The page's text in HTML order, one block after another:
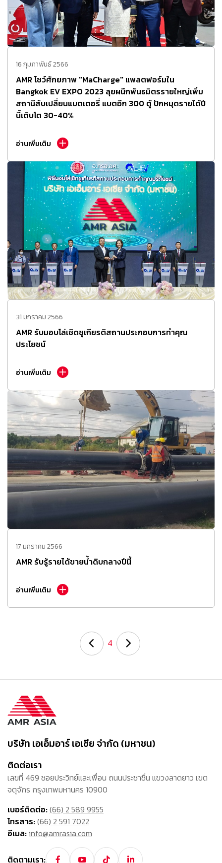
16 กุมภาพันธ์ 2566
AMR โชว์ศักยภาพ "MaCharge" แพลตฟอร์มใน
Bangkok EV EXPO 2023 ลุยผนึกพันธมิตรรายใหญ่เพิ่ม
สถานีสับเปลี่ยนแบตเตอรี่ แบตอีก 300 ตู้ ปักหมุดรายได้ปี
นี้เติบโต 30-40%
อ่านเพิ่มเติม
31 มกราคม 2566
AMR รับมอบโล่เชิดชูเกียรติสถานประกอบการทำคุณ
ประโยชน์
อ่านเพิ่มเติม
17 มกราคม 2566
AMR รับรู้รายได้ขายน้ำดิบกลางปีนี้
อ่านเพิ่มเติม
4
บริษัท เอเอ็มอาร์ เอเซีย จำกัด (มหาชน)
ติดต่อเรา
เลขที่ 469 ซอยประวิทย์และเพื่อน ถนนประชาชื่น แขวงลาดยาว เขต
จตุจักร กรุงเทพมหานคร 10900
เบอร์ติดต่อ:(66) 2 589 9955
โทรสาร:(66) 2 591 7022
อีเมล:info@amrasia.com
ติดตามเรา: